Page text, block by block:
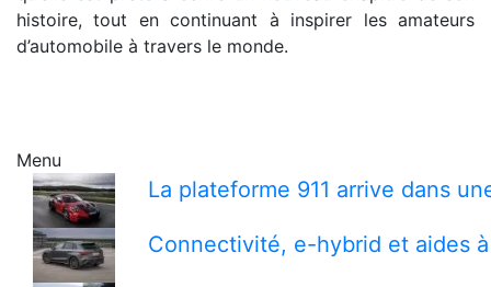
histoire, tout en continuant à inspirer les amateurs
d’automobile à travers le monde.
Menu
La plateforme 911 arrive dans
Connectivité, e-hybrid et aides